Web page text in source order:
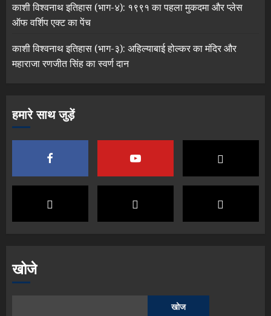
काशी विश्वनाथ इतिहास (भाग-४): १९९१ का पहला मुकदमा और प्लेस
ऑफ वर्शिप एक्ट का पेंच
काशी विश्वनाथ इतिहास (भाग-३): अहिल्याबाई होल्कर का मंदिर और
महाराजा रणजीत सिंह का स्वर्ण दान
हमारे साथ जुड़ें
खोजे
खोज